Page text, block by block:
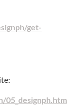
get-
05_designph.htm